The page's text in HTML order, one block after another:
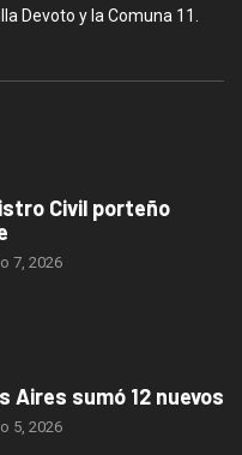
Devoto y la Comuna 11.
Civil porteño
7, 2026
Aires sumó 12 nuevos
5, 2026